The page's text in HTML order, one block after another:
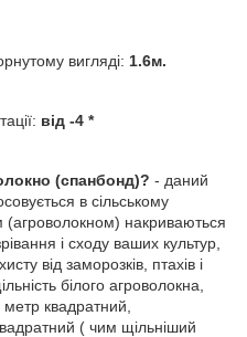
вигляді: 1.6м.
від -4 *
(спанбонд)? - даний
в сільському
(агроволокном) накриваються
і сходу ваших культур,
від заморозків, птахів і
білого агроволокна,
квадратний,
( чим щільніший